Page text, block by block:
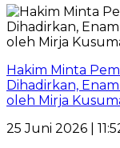
Hakim Minta
Dihadirkan,
oleh Mirja
25 Juni 2026 |